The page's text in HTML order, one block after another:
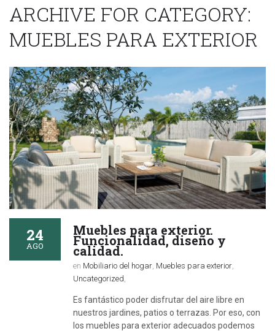
ARCHIVE FOR CATEGORY:
MUEBLES PARA EXTERIOR
24
AGO
Muebles para exterior.
Funcionalidad, diseño y
calidad.
en Mobiliario del hogar, Muebles para exterior,
Uncategorized
Es fantástico poder disfrutar del aire libre en
nuestros jardines, patios o terrazas. Por eso, con
los muebles para exterior adecuados podemos